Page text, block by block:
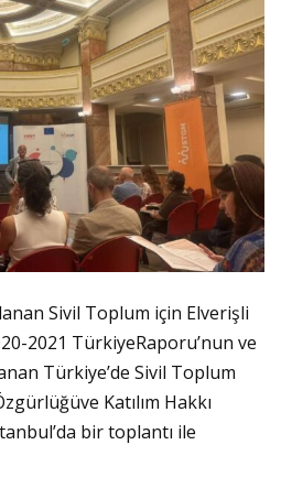
Sivil Toplum için Elverişli
2021 TürkiyeRaporu’nun ve
Türkiye’de Sivil Toplum
Katılım Hakkı
bir toplantı ile